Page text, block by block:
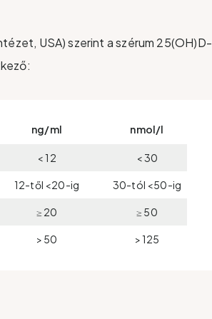
USA) szerint a szérum 25(OH)D-
ng/ml nmol/l
< 12 < 30
12-től <20-ig 30-tól <50-ig
≥ 20 ≥ 50
> 50 > 125